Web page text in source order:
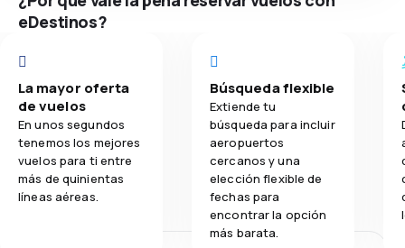
eDestinos?
La mayor oferta
de vuelos
En unos segundos
tenemos los mejores
vuelos para ti entre
más de quinientas
líneas aéreas.
Búsqueda flexible
Extiende tu
búsqueda para incluir
aeropuertos
cercanos y una
elección flexible de
fechas para
encontrar la opción
más barata.